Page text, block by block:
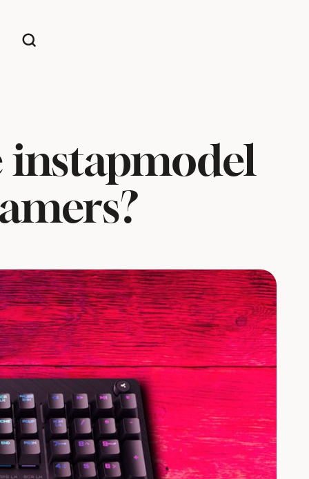
instapmodel